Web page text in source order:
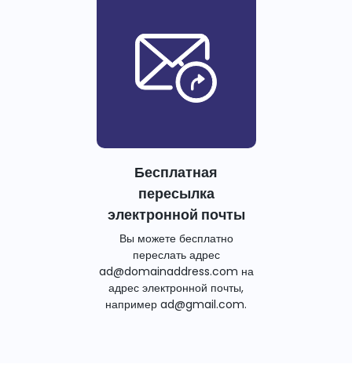
Бесплатная
пересылка
электронной почты
Вы можете бесплатно
переслать адрес
ad@domainaddress.com на
адрес электронной почты,
например ad@gmail.com.